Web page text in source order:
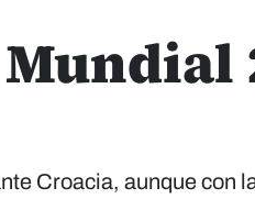
Croacia, aunque con